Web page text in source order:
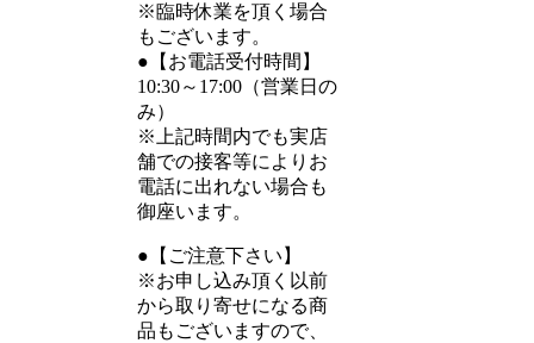
※臨時休業を頂く場合
もございます。
●【お電話受付時間】
10:30～17:00（営業日の
み）
※上記時間内でも実店
舗での接客等によりお
電話に出れない場合も
御座います。
●【ご注意下さい】
※お申し込み頂く以前
から取り寄せになる商
品もございますので、